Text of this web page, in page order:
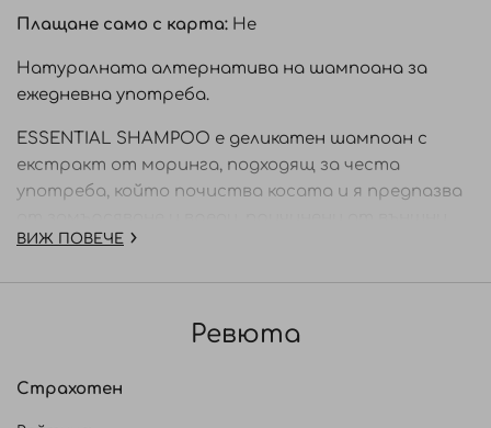
Плащане само с карта: Не
Натуралната алтернатива на шампоана за
ежедневна употреба.
ESSENTIAL SHAMPOO е деликатен шампоан с
екстракт от моринга, подходящ за честа
употреба, който почиства косата и я предпазва
агресори.
Почиства, хидратира и защитава.
косата
ВИЖ ПОВЕЧЕ
Ревюта
Страхотен